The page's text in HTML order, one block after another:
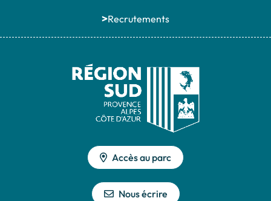
Recrutements
Accès au parc
Nous écrire